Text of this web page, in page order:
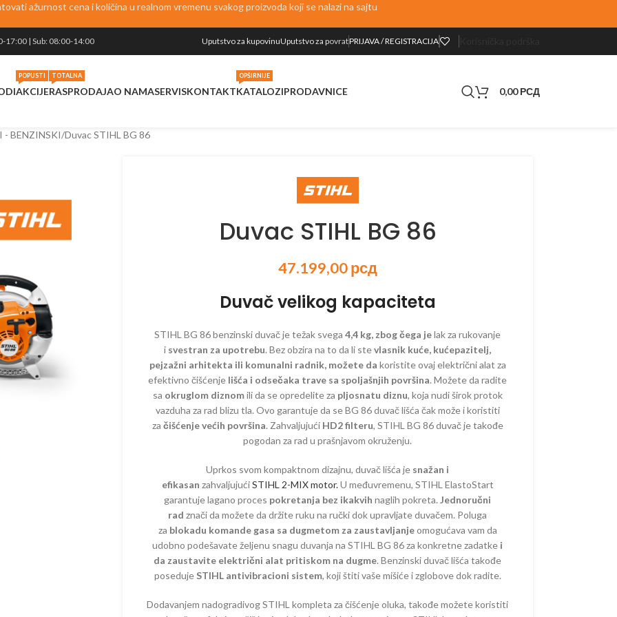
ažurnost cena i količina u realnom vremenu svakog proizvoda koji se nalazi na sajtu
17:00 | Sub: 08:00-14:00 Uputstvo za kupovinuUputstvo za povratPRIJAVA / REGISTRACIJA
PROGRAM
– BENZINSKE
ELEKTRIČNI PROGRAM
ČISTAČI – ELEKTRIČNI
KOSAČICE – ELEKTRIČNE
KULTIVATORI – ELEKTRIČNI
MAKAZE ZA ŽIVU OGRADU –
ELEKTRIČNE
PERAČI – ELEKTRIČNI
PROZRAČIVAČI –
AKUMULATORSKI PROGRAM
BUŠAČI – AKUMULATORSKI
ČISTAČI – AKUMULATORSKI
DROBILICE –
AKUMULATORSKE
KOSAČICE –
AKUMULATORSKE
KULTIVATORI –
AKUMULATORSKI
VOĆA – AKUMULATORSKE
AKCIJE
POPUSTI
RASPRODAJA
TOTALNA
O NAMASERVISKONTAKTKATALOZI
OPŠIRNIJE
PRODAVNICE 0,00РСД
- BENZINSKI Duvac STIHL BG 86
Duvac STIHL BG 86
47.199,00рсд
Duvač velikog kapaciteta
STIHL BG 86 benzinski duvač je težak svega4,4 kg, zbog čega jelak za rukovanje
i svestran za upotrebu. Bez obzira na to da li stevlasnik kuće, kućepazitelj,
pejzažni arhitekta ili komunalni radnik, možete da koristite ovaj električni alat za
efektivno čišćenje lišća i odsečaka trave sa spoljašnjih površina. Možete da radite
sa okruglom diznomili da se opredelite za pljosnatu diznu, koja nudi širok protok
vazduha za rad blizu tla. Ovo garantuje da se BG 86 duvač lišća čak može i koristiti
za čišćenje većih površina. Zahvaljujući HD2 filteru, STIHL BG 86 duvač je takođe
pogodan za rad u prašnjavom okruženju.
Uprkos svom kompaktnom dizajnu, duvač lišća je snažan i
efikasan zahvaljujućiSTIHL 2-MIX motor.U međuvremenu, STIHL ElastoStart
garantuje lagano proces pokretanja bez ikakvih naglih pokreta.Jednoručni
rad znači da možete da držite ruku na ručki dok upravljate duvačem. Poluga
za blokadu komande gasa sa dugmetom za zaustavljanjeomogućava vam da
udobno podešavate željenu snagu duvanja na STIHL BG 86 za konkretne zadatke i
da zaustavite električni alat pritiskom na dugme. Benzinski duvač lišća takođe
poseduje STIHL antivibracioni sistem, koji štiti vaše mišiće i zglobove dok radite.
Dodavanjem nadogradivog STIHL kompleta za čišćenje oluka, takođe možete koristiti